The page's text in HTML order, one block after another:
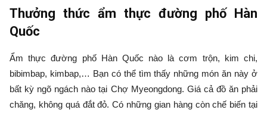
Thưởng thức ẩm thực đường phố Hàn
Quốc
Ẩm thực đường phố Hàn Quốc nào là cơm trộn, kim chi,
bibimbap, kimbap,… Bạn có thể tìm thấy những món ăn này ở
bất kỳ ngõ ngách nào tại Chợ Myeongdong. Giá cả đồ ăn phải
chăng, không quá đắt đỏ. Có những gian hàng còn chế biến tại